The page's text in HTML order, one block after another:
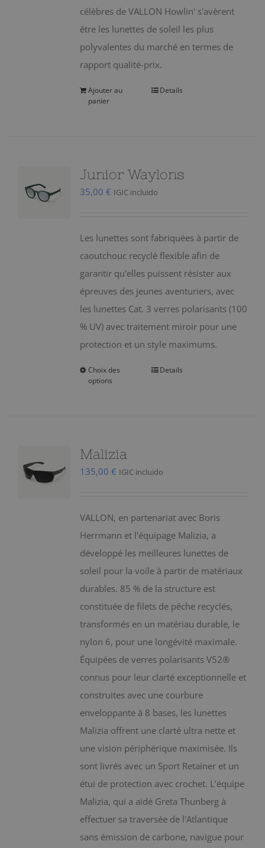
célèbres de VALLON Howlin' s'avèrent
être les lunettes de soleil les plus
polyvalentes du marché en termes de
rapport qualité-prix.
Ajouter au
panier
Details
Junior Waylons
35,00 € IGIC incluido
Les lunettes sont fabriquées à partir de
caoutchouc recyclé flexible afin de
garantir qu'elles puissent résister aux
épreuves des jeunes aventuriers, avec
les lunettes Cat. 3 verres polarisants (100
% UV) avec traitement miroir pour une
protection et un style maximums.
Choix des
options
Ce
être
choisies
sur
la
page
du
produit
Details
Malizia
135,00 € IGIC incluido
VALLON, en partenariat avec Boris
Herrmann et l'équipage Malizia, a
développé les meilleures lunettes de
soleil pour la voile à partir de matériaux
durables. 85 % de la structure est
constituée de filets de pêche recyclés,
transformés en un matériau durable, le
nylon 6, pour une longévité maximale.
Équipées de verres polarisants V52®
connus pour leur clarté exceptionnelle et
construites avec une courbure
enveloppante à 8 bases, les lunettes
Malizia offrent une clarté ultra nette et
une vision périphérique maximisée. Ils
sont livrés avec un Sport Retainer et un
étui de protection avec crochet. L'équipe
Malizia, qui a aidé Greta Thunberg à
effectuer sa traversée de l'Atlantique
sans émission de carbone, navigue pour